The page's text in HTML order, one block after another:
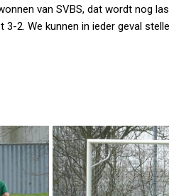
van SVBS, dat wordt nog
2. We kunnen in ieder geval